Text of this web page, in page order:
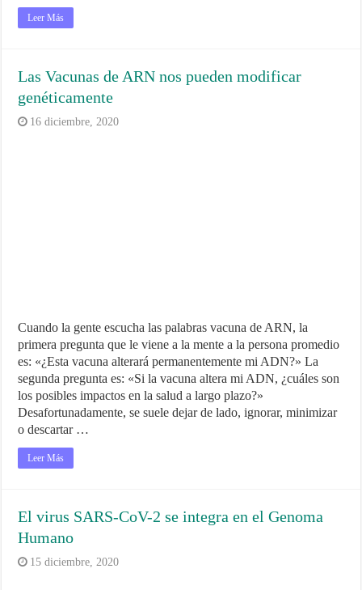
Leer Más
Las Vacunas de ARN nos pueden modificar
genéticamente
16 diciembre, 2020
Cuando la gente escucha las palabras vacuna de ARN, la
primera pregunta que le viene a la mente a la persona promedio
es: «¿Esta vacuna alterará permanentemente mi ADN?» La
segunda pregunta es: «Si la vacuna altera mi ADN, ¿cuáles son
los posibles impactos en la salud a largo plazo?»
Desafortunadamente, se suele dejar de lado, ignorar, minimizar
o descartar …
Leer Más
El virus SARS-CoV-2 se integra en el Genoma
Humano
15 diciembre, 2020